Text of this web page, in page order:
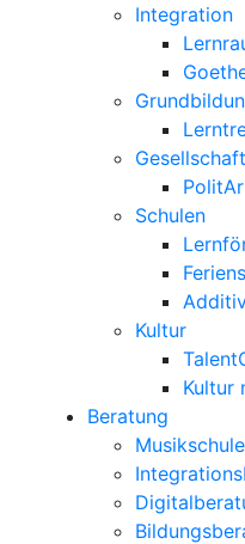
Integration
Gesellschaft
Schulen
Kultur
Kultur
Beratung
Musikschule